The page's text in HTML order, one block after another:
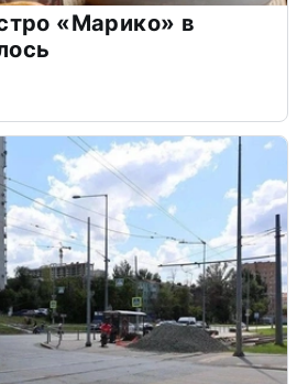
«Марико» в